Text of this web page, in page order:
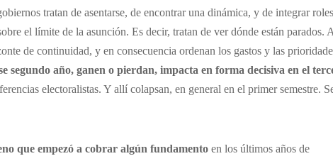
tratan de asentarse, de encontrar una dinámica, y de integrar
el límite de la asunción. Es decir, tratan de ver dónde están parados.
de continuidad, y en consecuencia ordenan los gastos y las
segundo año, ganen o pierdan, impacta en forma decisiva en el
electoralistas. Y allí colapsan, en general en el primer semestre.
que empezó a cobrar algún fundamento en los últimos años de